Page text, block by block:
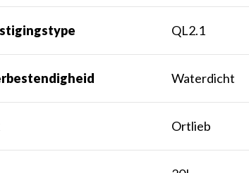
QL2.1
Waterdicht
Ortlieb